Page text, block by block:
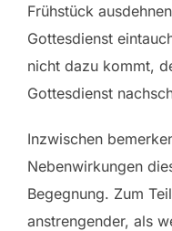
Frühstück
Gottesdienst
nicht dazu kommt,
Gottesdienst
Inzwischen
Nebenwirkungen
Begegnung. Zum
anstrengender, als